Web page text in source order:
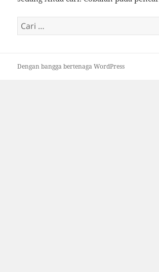
Cari
untuk:
Dengan bangga bertenaga WordPress